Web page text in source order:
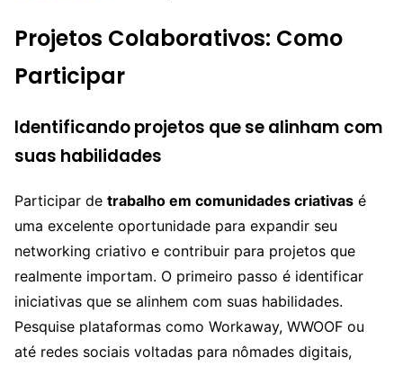
Projetos Colaborativos: Como
Participar
Identificando projetos que se alinham com
suas habilidades
Participar de trabalho em comunidades criativas é
uma excelente oportunidade para expandir seu
networking criativo e contribuir para projetos que
realmente importam. O primeiro passo é identificar
iniciativas que se alinhem com suas habilidades.
Pesquise plataformas como Workaway, WWOOF ou
até redes sociais voltadas para nômades digitais,